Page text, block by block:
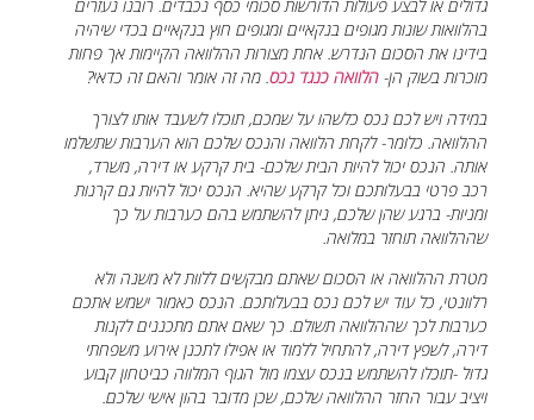
גדולים או לבצע פעולות הדורשות סכומי כסף נכבדים. רובנו נעזרים
בהלוואות שונות מגופים בנקאיים ומגופים חוץ בנקאיים בכדי שיהיה
בידינו את הסכום הנדרש. אחת מצורות ההלוואה הקיימות אך פחות
מוכרות בשוק הן-הלוואה כנגד נכס. מה זה אומר והאם זה כדאי?
במידה ויש לכם נכס כלשהו על שמכם, תוכלו לשעבד אותו לצורך
ההלוואה. כלומר- לקחת הלוואה והנכס שלכם הוא הערבות שתשלמו
אותה. הנכס יכול להיות הבית שלכם- בית קרקע או דירה, משרד,
רכב פרטי בבעלותכם וכל קרקע שהיא. הנכס יכול להיות גם קרנות
ומניות- ברגע שהן שלכם, ניתן להשתמש בהם כערבות על כך
שההלוואה תוחזר במלואה.
מטרת ההלוואה או הסכום שאתם מבקשים ללוות לא משנה ולא
רלוונטי, כל עוד יש לכם נכס בבעלותכם. הנכס כאמור ישמש אתכם
כערבות לכך שההלוואה תשולם. כך שאם אתם מתכננים לקנות
דירה, לשפץ דירה, להתחיל ללמוד או אפילו לתכנן אירוע משפחתי
גדול -תוכלו להשתמש בנכס עצמו מול הגוף המלווה כביטחון קבוע
ויציב עבור החזר ההלוואה שלכם, שכן מדובר בהון אישי שלכם.